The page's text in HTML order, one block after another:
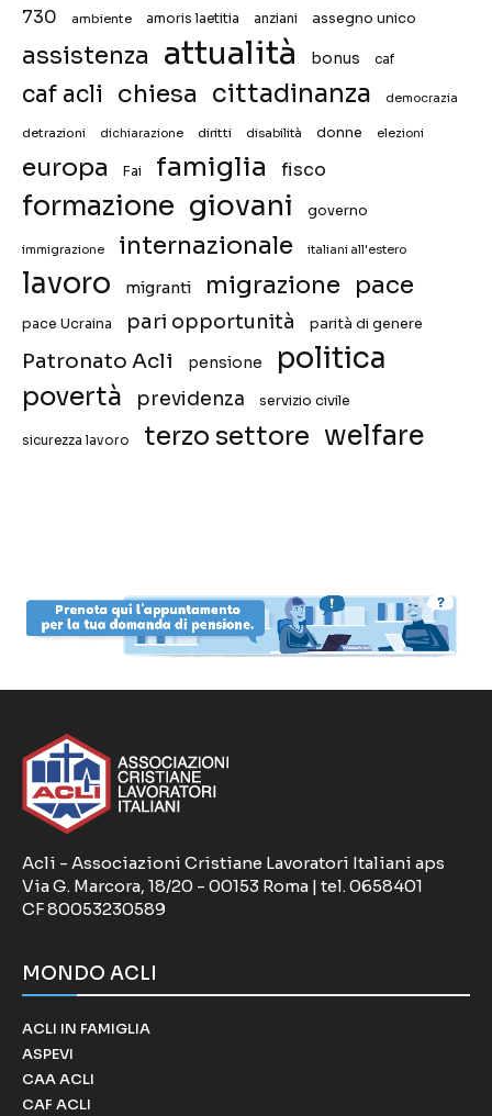
730 ambiente amoris laetitia anziani assegno unico
assistenza attualità bonus caf
caf acli chiesa cittadinanza democrazia
detrazioni dichiarazione diritti disabilità donne elezioni
europa Fai famiglia fisco
formazione giovani governo
immigrazione internazionale italiani all'estero
lavoro migranti migrazione pace
pace Ucraina pari opportunità parità di genere
Patronato Acli pensione politica
povertà previdenza servizio civile
sicurezza lavoro terzo settore welfare
Acli - Associazioni Cristiane Lavoratori Italiani aps
Via G. Marcora, 18/20 - 00153 Roma | tel. 0658401
CF 80053230589
MONDO ACLI
ACLI IN FAMIGLIA
ASPEVI
CAA ACLI
CAF ACLI